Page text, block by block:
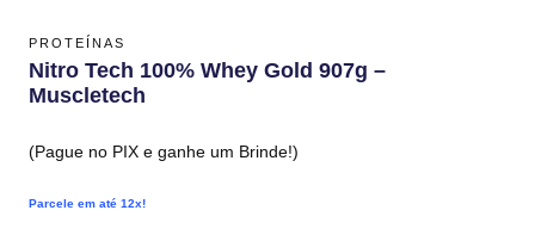
PROTEÍNAS
Nitro Tech 100% Whey Gold 907g –
Muscletech
(Pague no PIX e ganhe um Brinde!)
Parcele em até 12x!